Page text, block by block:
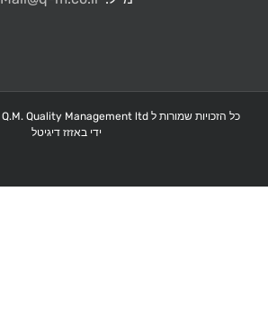
כל הזכויות שמורות ל Q.M. Quality Management ltd |
ידי באזזז דיגיטל